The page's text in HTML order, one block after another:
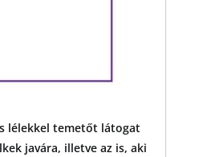
lélekkel temetőt látogat
javára, illetve az is, aki